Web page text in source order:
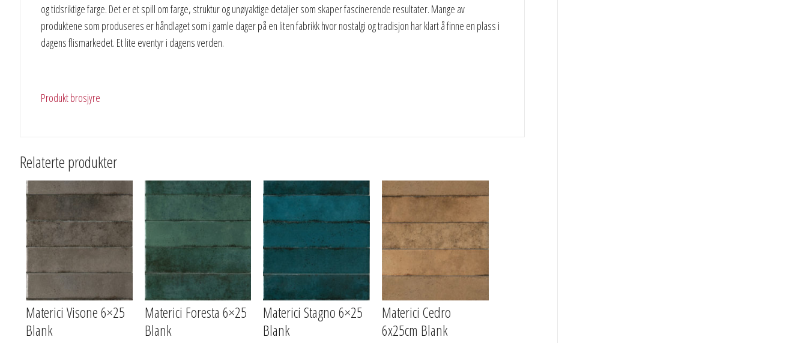
og tidsriktige farge. Det er et spill om farge, struktur og unøyaktige detaljer som skaper fascinerende resultater. Mange av
produktene som produseres er håndlaget som i gamle dager på en liten fabrikk hvor nostalgi og tradisjon har klart å finne en plass i
dagens flismarkedet. Et lite eventyr i dagens verden.
Produkt brosjyre
Relaterte produkter
Materici Visone 6×25
Blank
Materici Foresta 6×25
Blank
Materici Stagno 6×25
Blank
Materici Cedro
6x25cm Blank